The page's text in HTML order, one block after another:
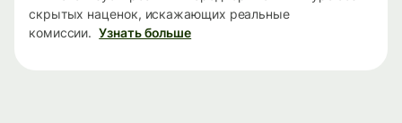
скрытых наценок, искажающих реальные
комиссии. Узнать больше